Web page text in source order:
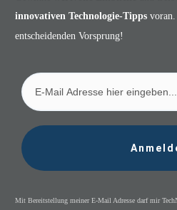
innovativen Technologie-Tipps
entscheidenden Vorsprung!
Mit Bereitstellung meiner E-Mail Adresse darf mir